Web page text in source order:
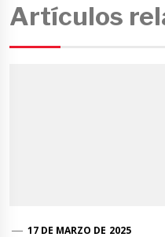
Artículos
17 DE MARZO DE 2025